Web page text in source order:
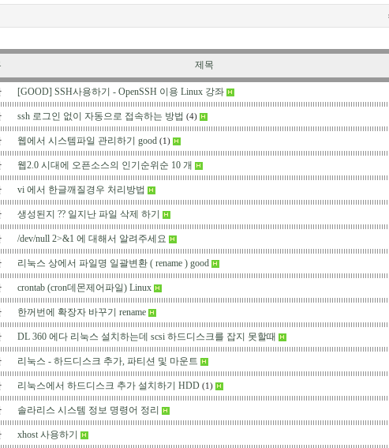
제목
[GOOD] SSH사용하기 - OpenSSH 이용 Linux 강좌
ssh 로그인 없이 자동으로 접속하는 방법 (4)
웹에서 시스템파일 관리하기 good (1)
웹2.0 시대에 오픈소스의 인기순위순 10 개
vi 에서 한글깨질경우 처리방법
생성된지 ?? 일지난 파일 삭제 하기
/dev/null 2>&1 에 대해서 알려주세요
리눅스 상에서 파일명 일괄변환 ( rename ) good
crontab (cron데몬제어파일) Linux
한꺼번에 확장자 바꾸기 rename
DL 360 에다 리눅스 설치하는데 scsi 하드디스크를 잡지 못할때
리눅스 - 하드디스크 추가, 파티션 및 마운트
리눅스에서 하드디스크 추가 설치하기 HDD (1)
솔라리스 시스템 정보 명령어 정리
xhost 사용하기